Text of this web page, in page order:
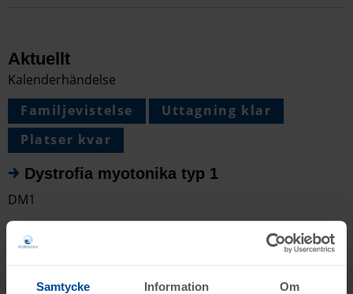
Samtycke Information Om
Aktuellt
Kalenderhändelse
Familjevistelse
Uttagning klar
Platser kvar
Dystrofia myotonika typ 1
DM1
Ågrenskas familjevistelse för dystrofia myotonika typ 1
ger familjer möjlighet att få diagnoskunskap, träffa
experter och utbyta erfarenheter med andra i samma
situation.